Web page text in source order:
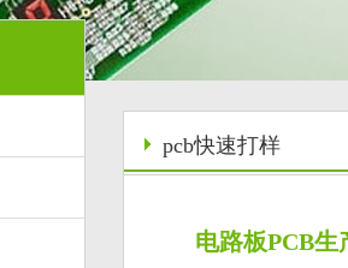
pcb快速打样
电路板PCB